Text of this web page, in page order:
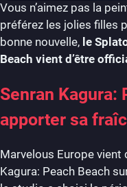
Vous n’aimez pas la
préférez les jolies filles
bonne nouvelle, le
Beach vient d’être
Senran Kagura:
apporter sa
Marvelous Europe vient
Kagura: Peach Beach